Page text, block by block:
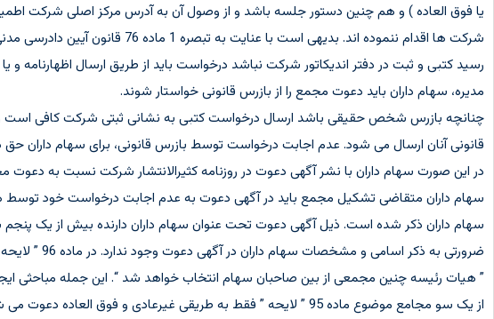
یا فوق العاده ) و هم چنین دستور جلسه باشد و از وصول آن به آدرس مرکز اصلی شرکت
شرکت ها اقدام ننموده اند.
رسید کتبی و ثبت در دفتر اندیکاتور شرکت نباشد درخواست باید از طریق ارسال
مدیره، سهام داران باید دعوت مجمع را از بازرس قانونی خواستار شوند.
چنانچه بازرس شخص حقیقی باشد ارسال درخواست کتبی به نشانی ثبتی شرکت کافی است
قانونی آنان ارسال می شود. عدم اجابت درخواست توسط بازرس قانونی، برای سهام داران
در این صورت سهام داران با نشر آگهی دعوت در روزنامه کثیرالانتشار شرکت نسبت به
سهام داران متقاضی تشکیل مجمع باید در آگهی دعوت به عدم اجابت درخواست خود توسط
سهام داران ذکر شده است. ذیل آگهی دعوت تحت عنوان سهام داران دارنده بیش از یک
ضرورتی به ذکر اسامی و مشخصات سهام داران در آگهی دعوت وجود ندارد. در ماده 96 ” لایحه ” آمده :
” هیات رئیسه چنین مجمعی از بین صاحبان سهام انتخاب خواهد شد “. این جمله مباحثی
از یک سو مجامع موضوع ماده 95 ” لایحه ” فقط به طریقی غیرعادی